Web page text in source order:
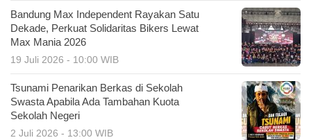
Bandung Max Independent Rayakan Satu
Dekade, Perkuat Solidaritas Bikers Lewat
Max Mania 2026
19 Juli 2026 - 10:00 WIB
Tsunami Penarikan Berkas di Sekolah
Swasta Apabila Ada Tambahan Kuota
Sekolah Negeri
2 Juli 2026 - 13:00 WIB